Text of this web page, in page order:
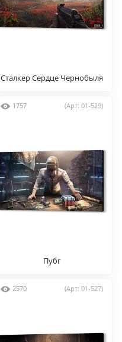
Сталкер Сердце Чернобыля
1757 (Арт: 01-529)
Пубг
2570 (Арт: 01-527)